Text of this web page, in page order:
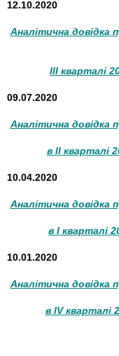
12.10.2020
Аналітична довідка
III кварталі
09.07.2020
Аналітична довідка
в II кварталі
10.04.2020
Аналітична довідка
в I кварталі
10.01.2020
Аналітична довідка
в IV кварталі